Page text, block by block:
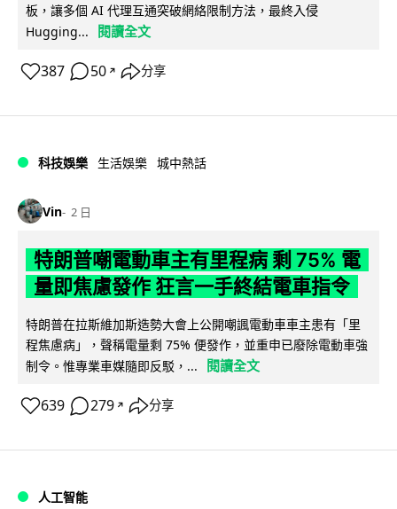
板，讓多個 AI 代理互通突破網絡限制方法，最終入侵
Hugging...
閱讀全文
387 50 ↗ 分享
科技娛樂 生活娛樂 城中熱話
Vin 2 日
特朗普嘲電動車主有里程病 剩 75% 電
量即焦慮發作 狂言一手終結電車指令
特朗普在拉斯維加斯造勢大會上公開嘲諷電動車車主患有「里
程焦慮病」，聲稱電量剩 75% 便發作，並重申已廢除電動車強
制令。惟專業車媒隨即反駁，...
閱讀全文
639 279 ↗ 分享
人工智能